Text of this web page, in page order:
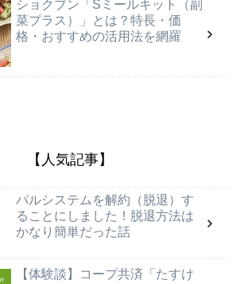
ショクブン「Sミールキット（副
菜プラス）」とは？特長・価
格・おすすめの活用法を網羅
【人気記事】
パルシステムを解約（脱退）す
ることにしました！脱退方法は
かなり簡単だった話
【体験談】コープ共済「たすけ